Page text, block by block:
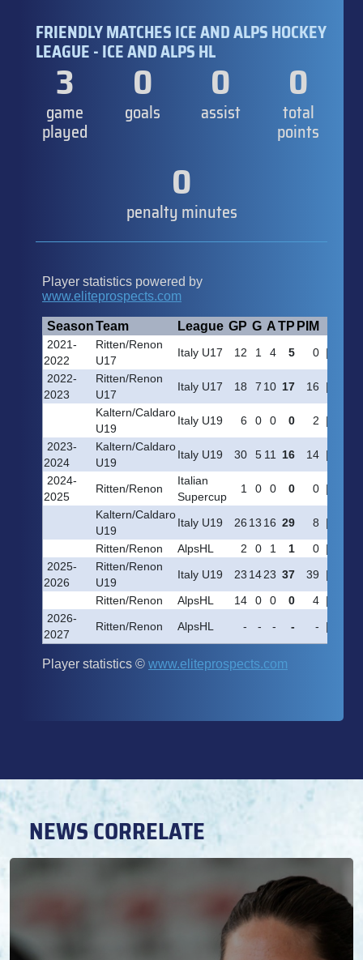
FRIENDLY MATCHES ICE AND ALPS HOCKEY
LEAGUE - ICE AND ALPS HL
3
game
played
0
goals
0
assist
0
total
points
0
penalty minutes
NEWS CORRELATE